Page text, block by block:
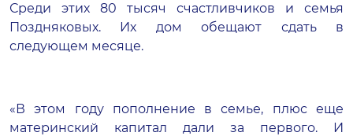
Среди этих 80 тысяч счастливчиков и семья
Поздняковых. Их дом обещают сдать в
следующем месяце.
«В этом году пополнение в семье, плюс еще
материнский капитал дали за первого. И